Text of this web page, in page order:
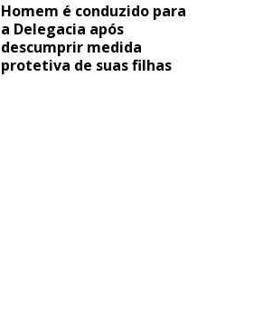
Homem é conduzido para
a Delegacia após
descumprir medida
protetiva de suas filhas